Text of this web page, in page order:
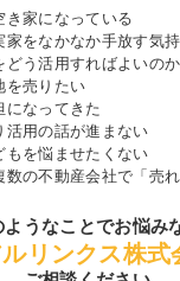
き家になっている
家をなかなか手放す気
どう活用すればよいの
を売りたい
になってきた
活用の話が進まない
もを悩ませたくない
数の不動産会社で「売
うなことでお悩み
ルリンクス株式